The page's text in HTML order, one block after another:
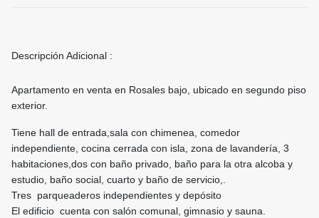
Descripción Adicional :
Apartamento en venta en Rosales bajo, ubicado en segundo piso
exterior.
Tiene hall de entrada,sala con chimenea, comedor
independiente, cocina cerrada con isla, zona de lavandería, 3
habitaciones,dos con baño privado, baño para la otra alcoba y
estudio, baño social, cuarto y baño de servicio,.
Tres parqueaderos independientes y depósito
El edificio cuenta con salón comunal, gimnasio y sauna.